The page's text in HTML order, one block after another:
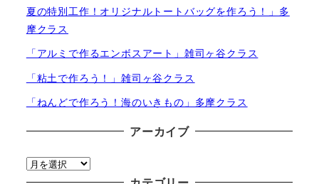
夏の特別工作！オリジナルトートバッグを作ろう！」多
摩クラス
「アルミで作るエンボスアート」雑司ヶ谷クラス
「粘土で作ろう！」雑司ヶ谷クラス
「ねんどで作ろう！海のいきもの」多摩クラス
アーカイブ
ア
ー